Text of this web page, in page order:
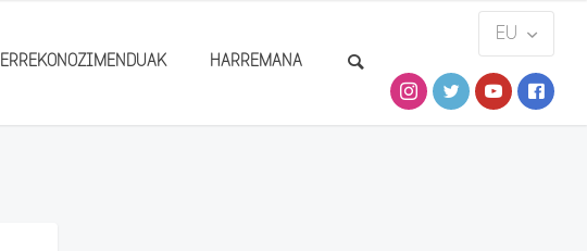
ERREKONOZIMENDUAK HARREMANA